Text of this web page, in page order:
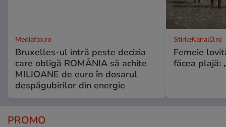
Mediafax.ro
Bruxelles-ul intră peste decizia
care obligă ROMÂNIA să achite
MILIOANE de euro în dosarul
despăgubirilor din energie
StirileKanalD.ro
Femeie
făcea plajă:
PROMO